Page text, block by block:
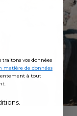
traitons vos données
matière de données
à tout